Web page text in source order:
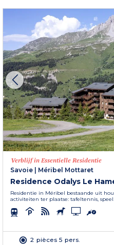
Verblijf in Essentielle Residentie
Savoie
Méribel Mottaret
Residence Odalys Le
Residentie in Méribel bestaande uit
activiteiten ter plaatse: tafeltennis,
2 pièces 5 pers.